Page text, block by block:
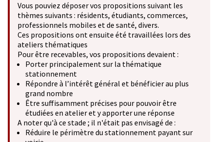
Vous pouviez déposer vos propositions suivant les
thèmes suivants : résidents, étudiants, commerces,
professionnels mobiles et de santé, divers.
Ces propositions ont ensuite été travaillées lors des
ateliers thématiques
Pour être recevables, vos propositions devaient :
Porter principalement sur la thématique
stationnement
Répondre à l’intérêt général et bénéficier au plus
grand nombre
Être suffisamment précises pour pouvoir être
étudiées en atelier et y apporter une réponse
A noter qu'à ce stade ; il n'était pas envisagé de :
Réduire le périmètre du stationnement payant sur